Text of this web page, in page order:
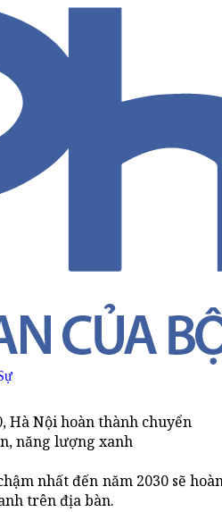
Hà Nội hoàn thành chuyển
năng lượng xanh
nhất đến năm 2030 sẽ
trên địa bàn.